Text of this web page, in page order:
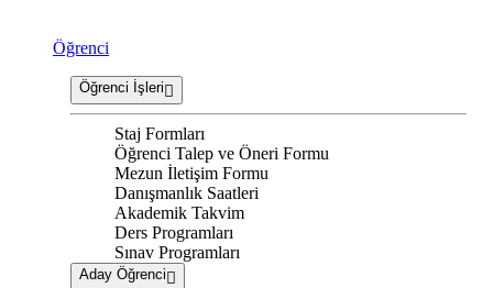
Öğrenci
Öğrenci İşleri
Staj Formları
Öğrenci Talep ve Öneri Formu
Mezun İletişim Formu
Danışmanlık Saatleri
Akademik Takvim
Ders Programları
Sınav Programları
Aday Öğrenci